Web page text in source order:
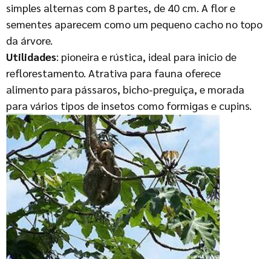
simples alternas com 8 partes, de 40 cm. A flor e
sementes aparecem como um pequeno cacho no topo
da árvore.
Utilidades: pioneira e rústica, ideal para inicio de
reflorestamento. Atrativa para fauna oferece
alimento para pássaros, bicho-preguiça, e morada
para vários tipos de insetos como formigas e cupins.